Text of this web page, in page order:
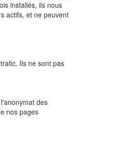
installés, ils nous
actifs, et ne peuvent
Ils ne sont pas
des
nos pages